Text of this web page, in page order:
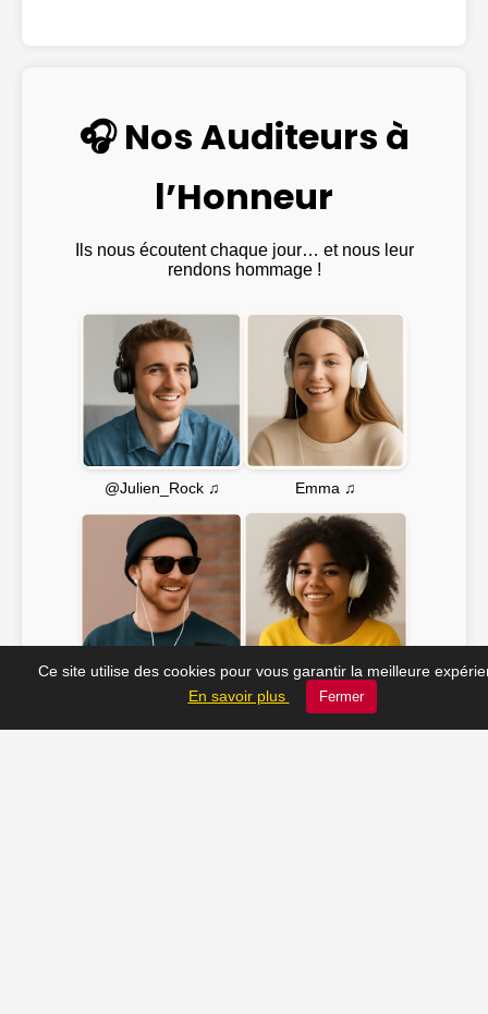
🎧 Nos Auditeurs à
l’Honneur
Ils nous écoutent chaque jour… et nous leur
rendons hommage !
@Julien_Rock ♫ Emma ♫
JC_13 ♫ Soline ♫
Ce site utilise des cookies pour vous garantir la meilleure
En savoir plus
Fermer